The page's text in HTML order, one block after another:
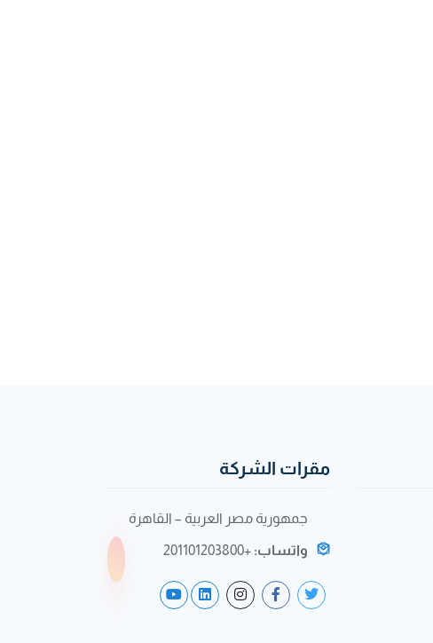
مقرات الشركة
جمهورية مصر العربية – القاهرة
واتساب: +201101203800